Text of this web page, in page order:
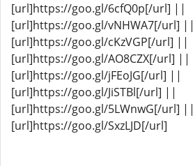
[url]https://goo.gl/6cfQ0p[/url] ||
[url]https://goo.gl/vNHWA7[/url] ||
[url]https://goo.gl/cKzVGP[/url] ||
[url]https://goo.gl/AO8CZX[/url] ||
[url]https://goo.gl/jFEoJG[/url] ||
[url]https://goo.gl/JiSTBl[/url] ||
[url]https://goo.gl/5LWnwG[/url] ||
[url]https://goo.gl/SxzLJD[/url]